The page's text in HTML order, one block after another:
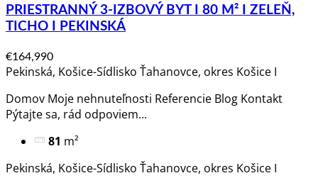
PRIESTRANNÝ 3-IZBOVÝ BYT I 80 M² I ZELEŇ,
TICHO I PEKINSKÁ
€164,990
Pekinská, Košice-Sídlisko Ťahanovce, okres Košice I
Domov Moje nehnuteľnosti Referencie Blog Kontakt
Pýtajte sa, rád odpoviem​...
81 m²
Pekinská, Košice-Sídlisko Ťahanovce, okres Košice I